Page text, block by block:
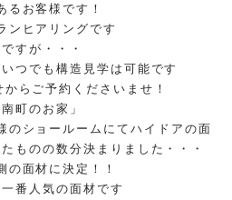
るお客様です！
ヒアリングです
すが・・・
つでも構造見学は可能です
らご予約くださいませ！
南町のお家」
のショールームにてハイドアの面
ものの数分決まりました・・・
の面材に決定！！
番人気の面材です